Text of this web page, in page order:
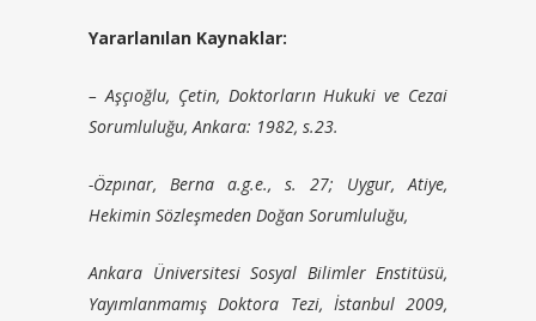
Yararlanılan Kaynaklar:
– Aşçıoğlu, Çetin, Doktorların Hukuki ve Cezai
Sorumluluğu, Ankara: 1982, s.23.
-Özpınar, Berna a.g.e., s. 27; Uygur, Atiye,
Hekimin Sözleşmeden Doğan Sorumluluğu,
Ankara Üniversitesi Sosyal Bilimler Enstitüsü,
Yayımlanmamış Doktora Tezi, İstanbul 2009,